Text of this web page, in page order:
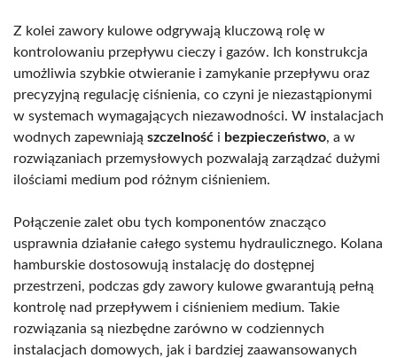
Z kolei zawory kulowe odgrywają kluczową rolę w
kontrolowaniu przepływu cieczy i gazów. Ich konstrukcja
umożliwia szybkie otwieranie i zamykanie przepływu oraz
precyzyjną regulację ciśnienia, co czyni je niezastąpionymi
w systemach wymagających niezawodności. W instalacjach
wodnych zapewniają szczelność i bezpieczeństwo, a w
rozwiązaniach przemysłowych pozwalają zarządzać dużymi
ilościami medium pod różnym ciśnieniem.
Połączenie zalet obu tych komponentów znacząco
usprawnia działanie całego systemu hydraulicznego. Kolana
hamburskie dostosowują instalację do dostępnej
przestrzeni, podczas gdy zawory kulowe gwarantują pełną
kontrolę nad przepływem i ciśnieniem medium. Takie
rozwiązania są niezbędne zarówno w codziennych
instalacjach domowych, jak i bardziej zaawansowanych